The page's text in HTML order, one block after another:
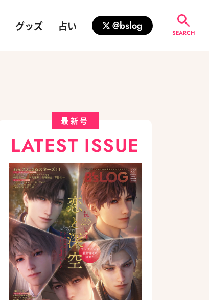
グッズ 占い @bslog
SEARCH
最新号
LATEST ISSUE